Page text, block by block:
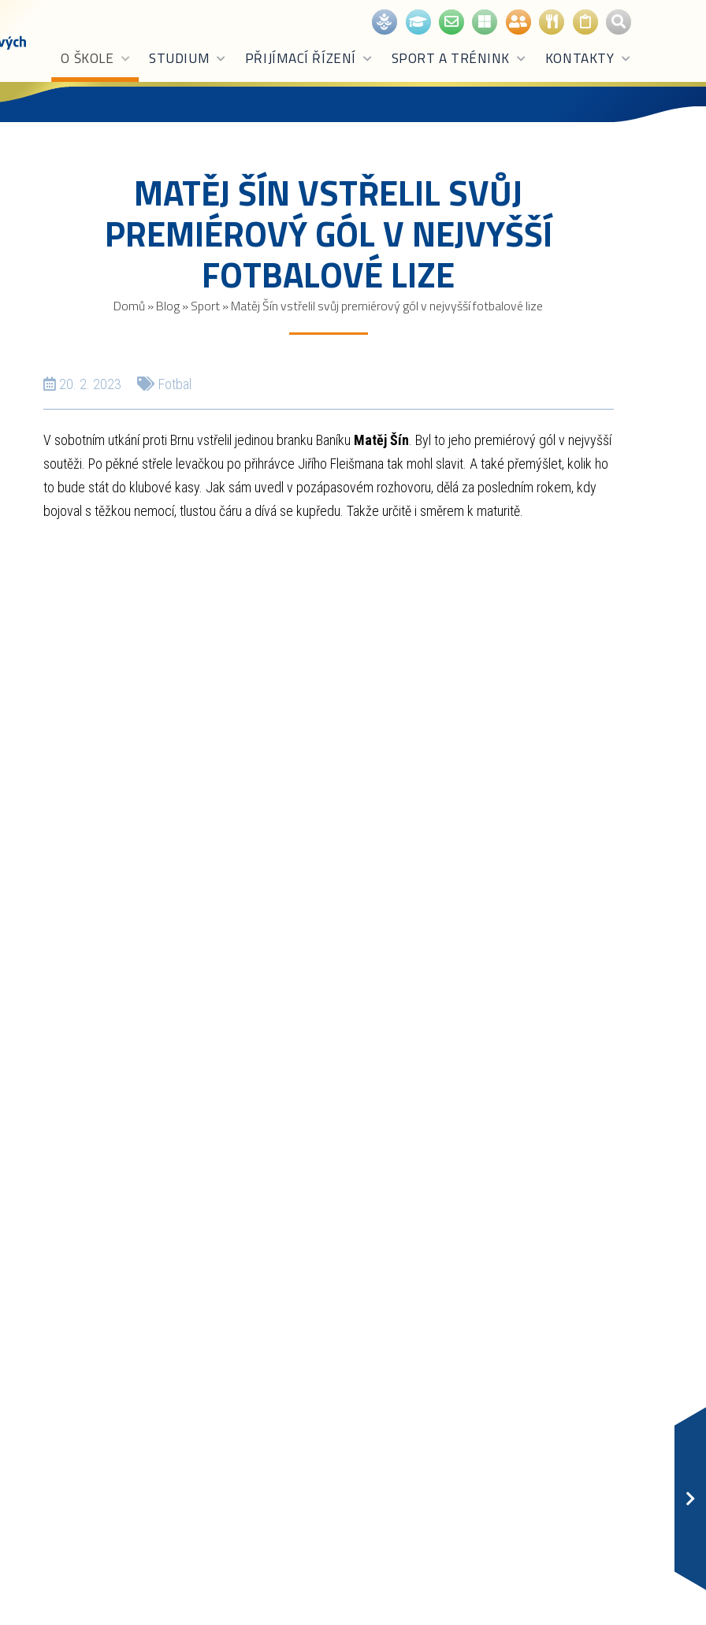
O ŠKOLE STUDIUM PŘIJÍMACÍ ŘÍZENÍ SPORT A TRÉNINK KONTAKTY
MATĚJ ŠÍN VSTŘELIL SVŮJ
PREMIÉROVÝ GÓL V NEJVYŠŠÍ
FOTBALOVÉ LIZE
Domů »Blog»Sport»Matěj Šín vstřelil svůj premiérový gól v nejvyšší fotbalové lize
20. 2. 2023 Fotbal
V sobotním utkání proti Brnu vstřelil jedinou branku Baníku Matěj Šín. Byl to jeho premiérový gól v nejvyšší
soutěži. Po pěkné střele levačkou po přihrávce Jiřího Fleišmana tak mohl slavit. A také přemýšlet, kolik ho
to bude stát do klubové kasy. Jak sám uvedl v pozápasovém rozhovoru, dělá za posledním rokem, kdy
bojoval s těžkou nemocí, tlustou čáru a dívá se kupředu. Takže určitě i směrem k maturitě.